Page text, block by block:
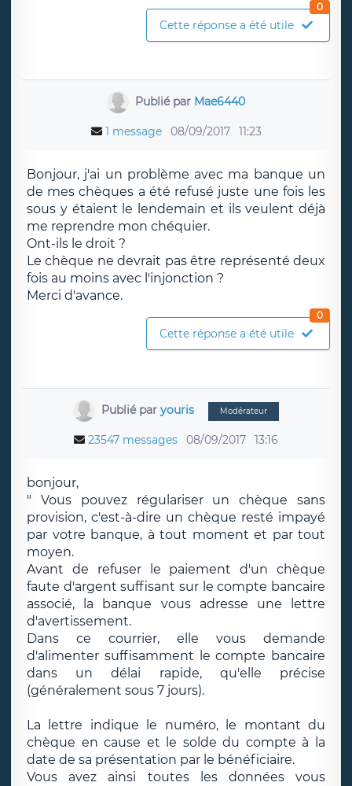
Cette réponse a été utile
0
Publié par Mae6440
1 message 08/09/2017 11:23
Bonjour, j'ai un problème avec ma banque un
de mes chèques a été refusé juste une fois les
sous y étaient le lendemain et ils veulent déjà
me reprendre mon chéquier.
Ont-ils le droit ?
Le chèque ne devrait pas être représenté deux
fois au moins avec l'injonction ?
Merci d'avance.
Cette réponse a été utile
0
Publié par youris Modérateur
23547 messages 08/09/2017 13:16
bonjour,
" Vous pouvez régulariser un chèque sans
provision, c'est-à-dire un chèque resté impayé
par votre banque, à tout moment et par tout
moyen.
Avant de refuser le paiement d'un chèque
faute d'argent suffisant sur le compte bancaire
associé, la banque vous adresse une lettre
d'avertissement.
Dans ce courrier, elle vous demande
d'alimenter suffisamment le compte bancaire
dans un délai rapide, qu'elle précise
(généralement sous 7 jours).
La lettre indique le numéro, le montant du
chèque en cause et le solde du compte à la
date de sa présentation par le bénéficiaire.
Vous avez ainsi toutes les données vous